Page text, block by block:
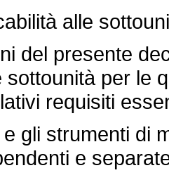
alle
del presente
sottounità per le
requisiti
gli strumenti di
e